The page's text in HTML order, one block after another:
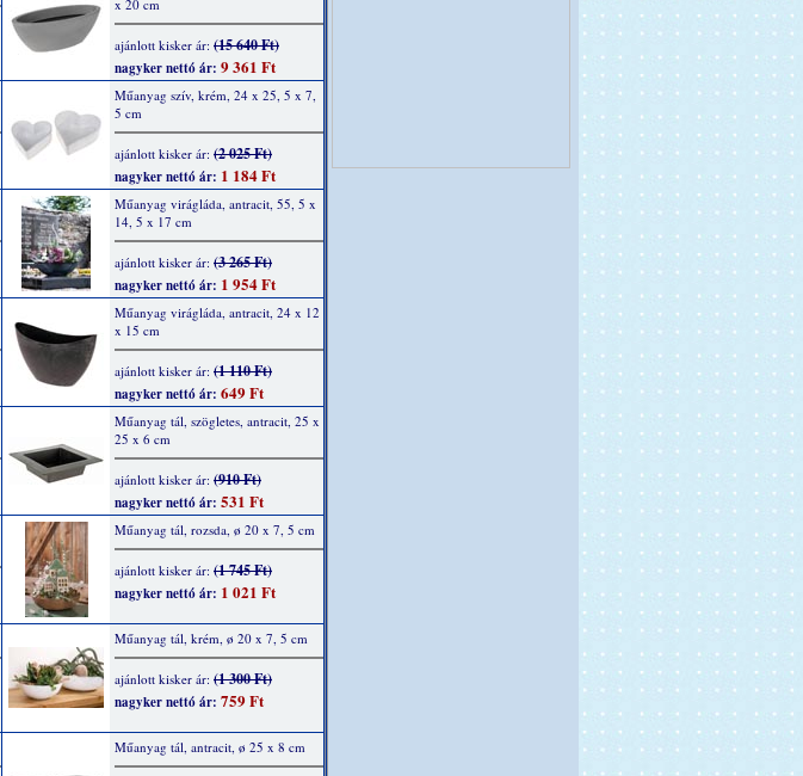
x 20 cm
ajánlott kisker ár: (15 640 Ft)
nagyker nettó ár: 9 361 Ft
Műanyag szív, krém, 24 x 25, 5 x 7,
5 cm
ajánlott kisker ár: (2 025 Ft)
nagyker nettó ár: 1 184 Ft
Műanyag virágláda, antracit, 55, 5 x
14, 5 x 17 cm
ajánlott kisker ár: (3 265 Ft)
nagyker nettó ár: 1 954 Ft
Műanyag virágláda, antracit, 24 x 12
x 15 cm
ajánlott kisker ár: (1 110 Ft)
nagyker nettó ár: 649 Ft
Műanyag tál, szögletes, antracit, 25 x
25 x 6 cm
ajánlott kisker ár: (910 Ft)
nagyker nettó ár: 531 Ft
Műanyag tál, rozsda, ø 20 x 7, 5 cm
ajánlott kisker ár: (1 745 Ft)
nagyker nettó ár: 1 021 Ft
Műanyag tál, krém, ø 20 x 7, 5 cm
ajánlott kisker ár: (1 300 Ft)
nagyker nettó ár: 759 Ft
Műanyag tál, antracit, ø 25 x 8 cm